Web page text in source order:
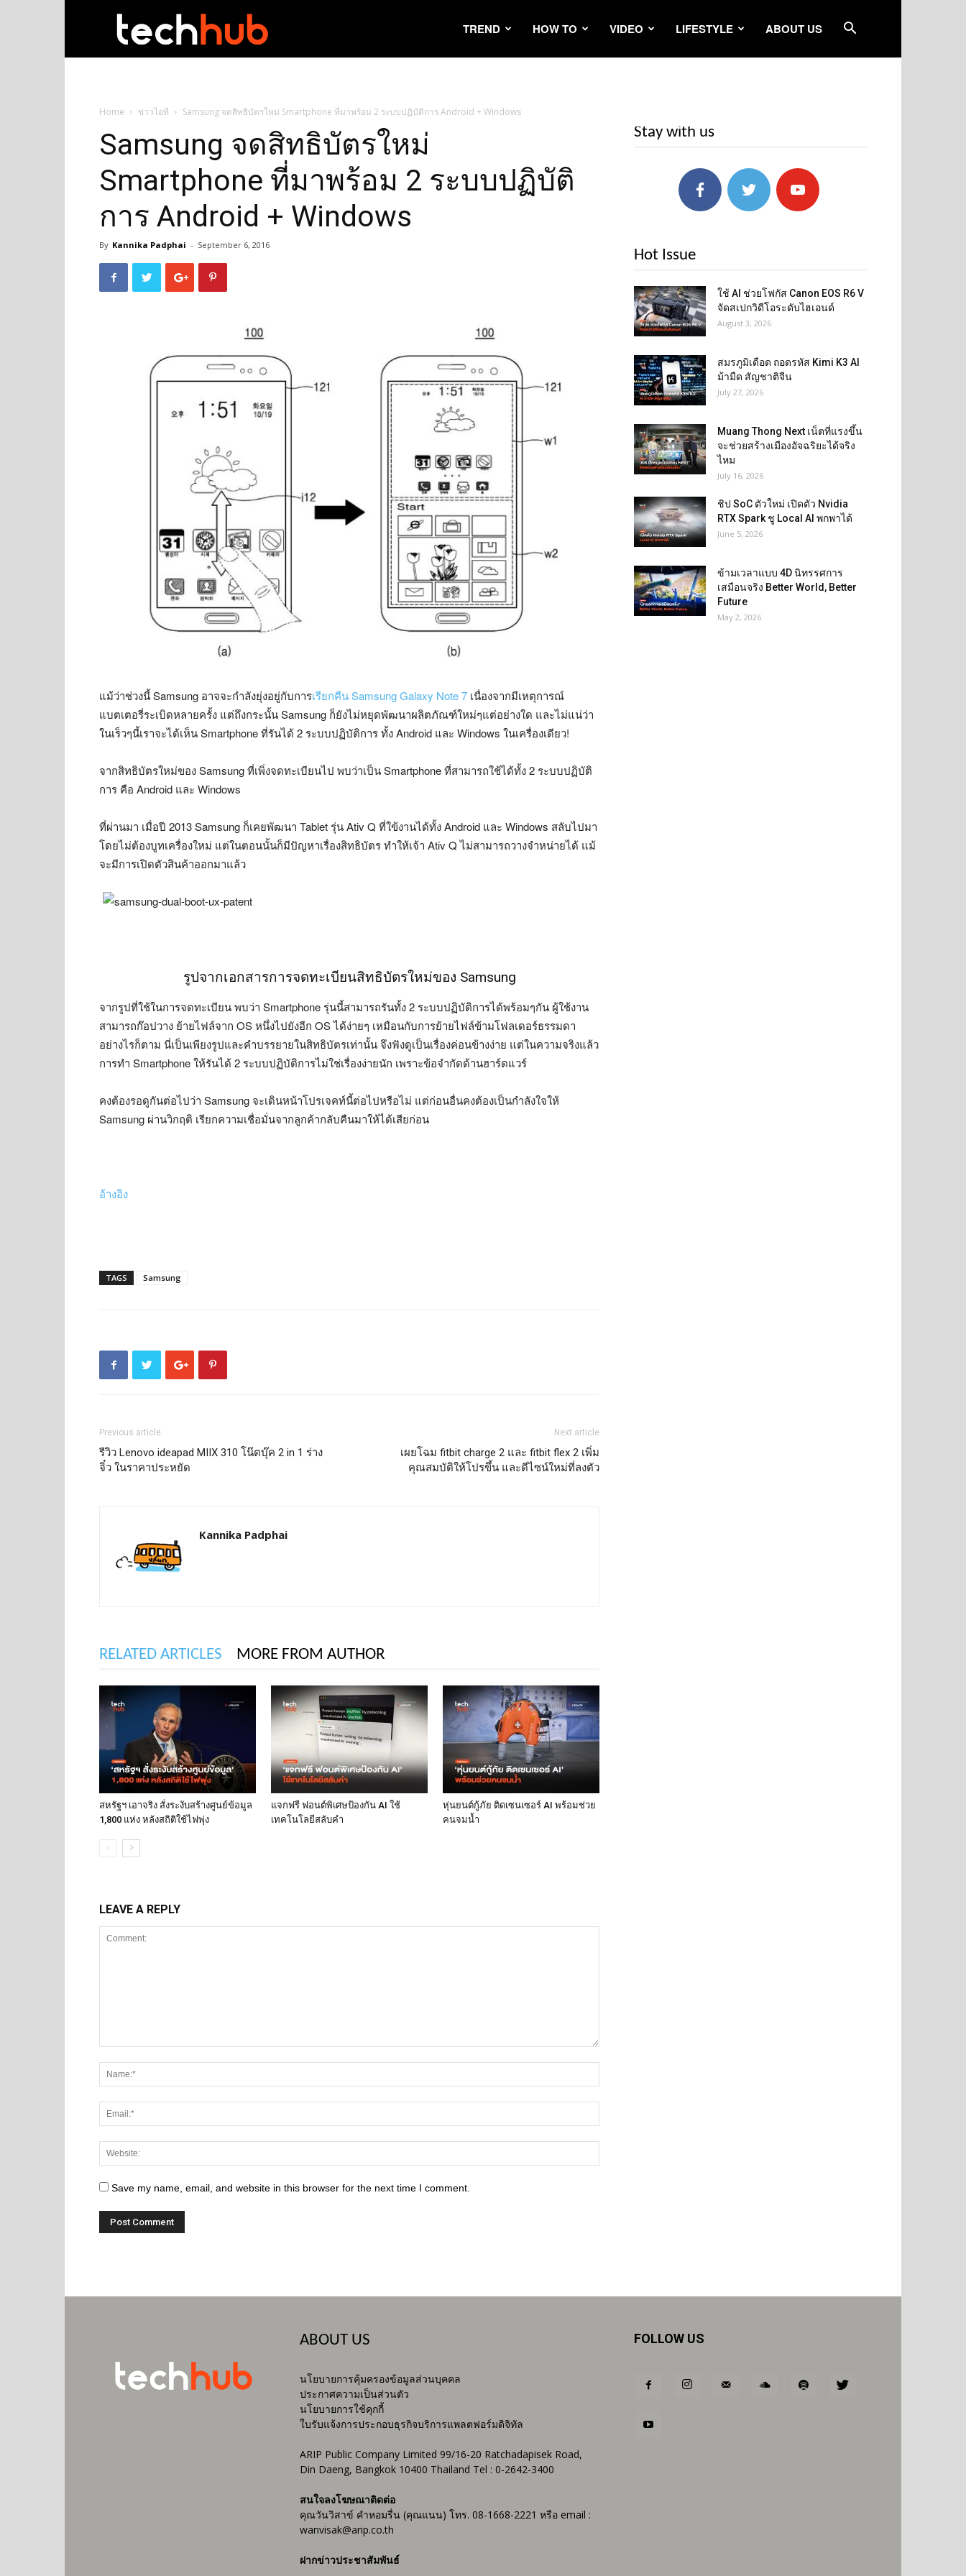
TREND HOW TO VIDEO LIFESTYLE ABOUT US
Home ข่าวไอที Samsung จดสิทธิบัตรใหม่ Smartphone ที่มาพร้อม 2 ระบบปฏิบัติการ Android + Windows
Samsung จดสิทธิบัตรใหม่
Smartphone ที่มาพร้อม 2 ระบบปฏิบัติ
การ Android + Windows
By Kannika Padphai - September 6, 2016
แม้ว่าช่วงนี้ Samsung อาจจะกำลังยุ่งอยู่กับการเรียกคืน Samsung Galaxy Note 7 เนื่องจากมีเหตุการณ์
แบตเตอรี่ระเบิดหลายครั้ง แต่ถึงกระนั้น Samsung ก็ยังไม่หยุดพัฒนาผลิตภัณฑ์ใหม่ๆแต่อย่างใด และไม่แน่ว่า
ในเร็วๆนี้เราจะได้เห็น Smartphone ที่รันได้ 2 ระบบปฏิบัติการ ทั้ง Android และ Windows ในเครื่องเดียว!
จากสิทธิบัตรใหม่ของ Samsung ที่เพิ่งจดทะเบียนไป พบว่าเป็น Smartphone ที่สามารถใช้ได้ทั้ง 2 ระบบปฏิบัติ
การ คือ Android และ Windows
ที่ผ่านมา เมื่อปี 2013 Samsung ก็เคยพัฒนา Tablet รุ่น Ativ Q ที่ใข้งานได้ทั้ง Android และ Windows สลับไปมา
โดยไม่ต้องบูทเครื่องใหม่ แต่ในตอนนั้นก็มีปัญหาเรื่องสิทธิบัตร ทำให้เจ้า Ativ Q ไม่สามารถวางจำหน่ายได้ แม้
จะมีการเปิดตัวสินค้าออกมาแล้ว
รูปจากเอกสารการจดทะเบียนสิทธิบัตรใหม่ของ Samsung
จากรูปที่ใช้ในการจดทะเบียน พบว่า Smartphone รุ่นนี้สามารถรันทั้ง 2 ระบบปฏิบัติการได้พร้อมๆกัน ผู้ใช้งาน
สามารถก๊อปวาง ย้ายไฟล์จาก OS หนึ่งไปยังอีก OS ได้ง่ายๆ เหมือนกับการย้ายไฟล์ข้ามโฟลเดอร์ธรรมดา
อย่างไรก็ตาม นี่เป็นเพียงรูปและคำบรรยายในสิทธิบัตรเท่านั้น จึงฟังดูเป็นเรื่องค่อนข้างง่าย แต่ในความจริงแล้ว
การทำ Smartphone ให้รันได้ 2 ระบบปฏิบัติการไม่ใช่เรื่องง่ายนัก เพราะข้อจำกัดด้านฮาร์ดแวร์
คงต้องรอดูกันต่อไปว่า Samsung จะเดินหน้าโปรเจคท์นี้ต่อไปหรือไม่ แต่ก่อนอื่นคงต้องเป็นกำลังใจให้
Samsung ผ่านวิกฤติ เรียกความเชื่อมั่นจากลูกค้ากลับคืนมาให้ได้เสียก่อน
อ้างอิง
TAGS Samsung
Previous article
รีวิว Lenovo ideapad MIIX 310 โน๊ตบุ๊ค 2 in 1 ร่าง
จิ๋ว ในราคาประหยัด
Next article
เผยโฉม fitbit charge 2 และ fitbit flex 2 เพิ่ม
คุณสมบัติให้โปรขึ้น และดีไซน์ใหม่ที่ลงตัว
Kannika Padphai
RELATED ARTICLES MORE FROM AUTHOR
สหรัฐฯ เอาจริง สั่งระงับสร้างศูนย์ข้อมูล
1,800 แห่ง หลังสถิติใช้ไฟพุ่ง
แจกฟรี ฟอนต์พิเศษป้องกัน AI ใช้
เทคโนโลยีสลับคำ
หุ่นยนต์กู้ภัย ติดเซนเซอร์ AI พร้อมช่วย
คนจมน้ำ
LEAVE A REPLY
Save my name, email, and website in this browser for the next time I comment.
Stay with us
Hot Issue
ใช้ AI ช่วยโฟกัส Canon EOS R6 V
จัดสเปกวิดีโอระดับไฮเอนด์
August 3, 2026
สมรภูมิเดือด ถอดรหัส Kimi K3 AI
ม้ามืด สัญชาติจีน
July 27, 2026
Muang Thong Next เน็ตที่แรงขึ้น
จะช่วยสร้างเมืองอัจฉริยะได้จริง
ไหม
July 16, 2026
ชิป SoC ตัวใหม่ เปิดตัว Nvidia
RTX Spark ชู Local AI พกพาได้
June 5, 2026
ข้ามเวลาแบบ 4D นิทรรศการ
เสมือนจริง Better World, Better
Future
May 2, 2026
ABOUT US
นโยบายการคุ้มครองข้อมูลส่วนบุคคล
ประกาศความเป็นส่วนตัว
นโยบายการใช้คุกกี้
ใบรับแจ้งการประกอบธุรกิจบริการแพลตฟอร์มดิจิทัล
ARIP Public Company Limited 99/16-20 Ratchadapisek Road,
Din Daeng, Bangkok 10400 Thailand Tel : 0-2642-3400
สนใจลงโฆษณาติดต่อ
คุณวันวิสาข์ คำหอมรื่น (คุณแนน) โทร. 08-1668-2221 หรือ email :
wanvisak@arip.co.th
ฝากข่าวประชาสัมพันธ์
FOLLOW US